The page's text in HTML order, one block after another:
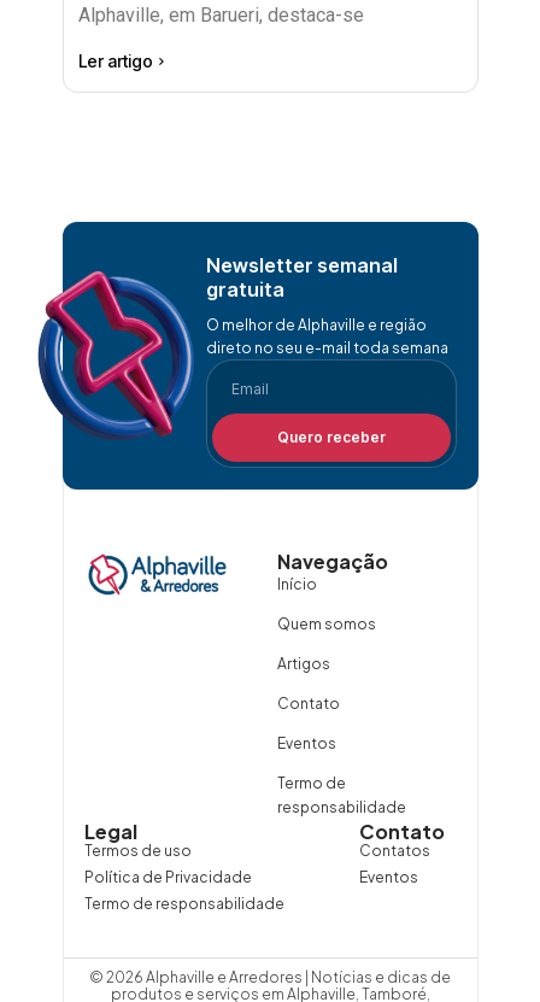
Alphaville, em Barueri, destaca-se
Ler artigo
Newsletter semanal
gratuita
O melhor de Alphaville e região
direto no seu e-mail toda semana
Quero receber
Navegação
Início
Quem somos
Artigos
Contato
Eventos
Termo de
responsabilidade
Contato
Contatos
Eventos
Legal
Termos de uso
Política de Privacidade
Termo de responsabilidade
© 2026 Alphaville e Arredores | Notícias e dicas de
produtos e serviços em Alphaville, Tamboré,